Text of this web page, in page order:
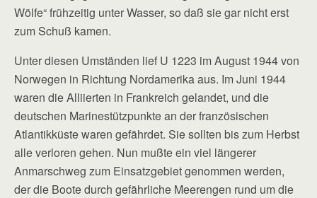
Wölfe“ frühzeitig unter Wasser, so daß sie gar nicht erst
zum Schuß kamen.
Unter diesen Umständen lief U 1223 im August 1944 von
Norwegen in Richtung Nordamerika aus. Im Juni 1944
waren die Alliierten in Frankreich gelandet, und die
deutschen Marinestützpunkte an der französischen
Atlantikküste waren gefährdet. Sie sollten bis zum Herbst
alle verloren gehen. Nun mußte ein viel längerer
Anmarschweg zum Einsatzgebiet genommen werden,
der die Boote durch gefährliche Meerengen rund um die